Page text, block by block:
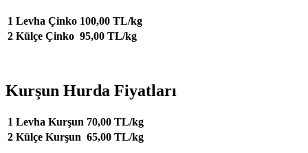
1 Levha Çinko 100,00 TL/kg
2 Külçe Çinko 95,00 TL/kg
Kurşun Hurda Fiyatları
1 Levha Kurşun 70,00 TL/kg
2 Külçe Kurşun 65,00 TL/kg